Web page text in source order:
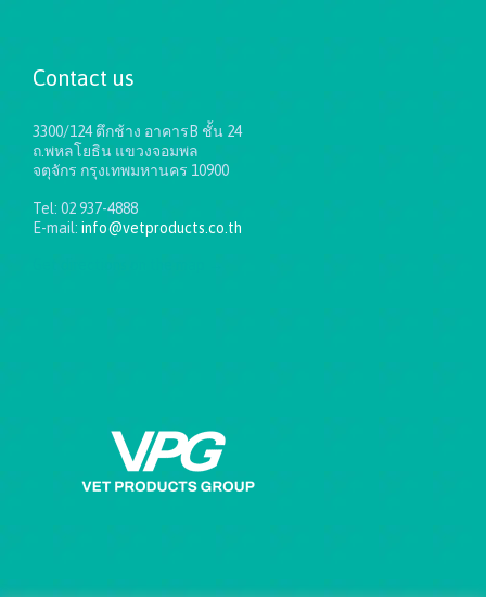
Contact us
3300/124 ตึกช้าง อาคารB ชั้น 24
ถ.พหลโยธิน แขวงจอมพล
จตุจักร กรุงเทพมหานคร 10900
Tel: 02 937-4888
E-mail: info@vetproducts.co.th